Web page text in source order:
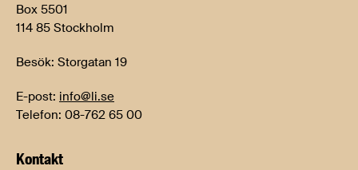
Box 5501
114 85 Stockholm
Besök: Storgatan 19
E-post: info@li.se
Telefon: 08-762 65 00
Kontakt